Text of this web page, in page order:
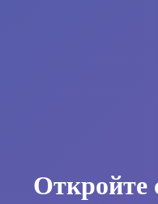
Откройте